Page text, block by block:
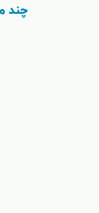
چند